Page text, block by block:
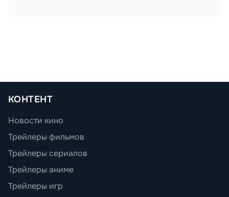
КОНТЕНТ
Новости кино
Трейлеры фильмов
Трейлеры сериалов
Трейлеры аниме
Трейлеры игр